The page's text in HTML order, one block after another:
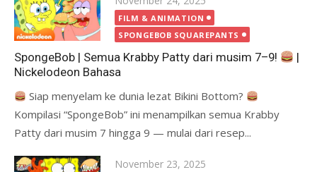
on
FILM & ANIMATION
SPONGEBOB SQUAREPANTS
SpongeBob | Semua Krabby Patty dari musim 7–9!
|
Nickelodeon Bahasa
Siap menyelam ke dunia lezat Bikini Bottom?
Kompilasi “SpongeBob” ini menampilkan semua Krabby
Patty dari musim 7 hingga 9 — mulai dari resep...
Posted
November 23, 2025